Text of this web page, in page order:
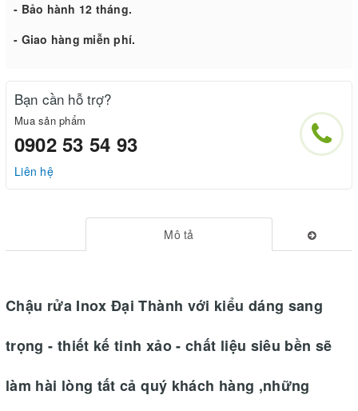
- Bảo hành 12 tháng.
- Giao hàng miễn phí.
Bạn cần hỗ trợ?
Mua sản phẩm
0902 53 54 93
Liên hệ
Mô tả
Chậu rửa Inox Đại Thành với kiểu dáng sang
trọng - thiết kế tinh xảo - chất liệu siêu bền sẽ
làm hài lòng tất cả quý khách hàng ,những